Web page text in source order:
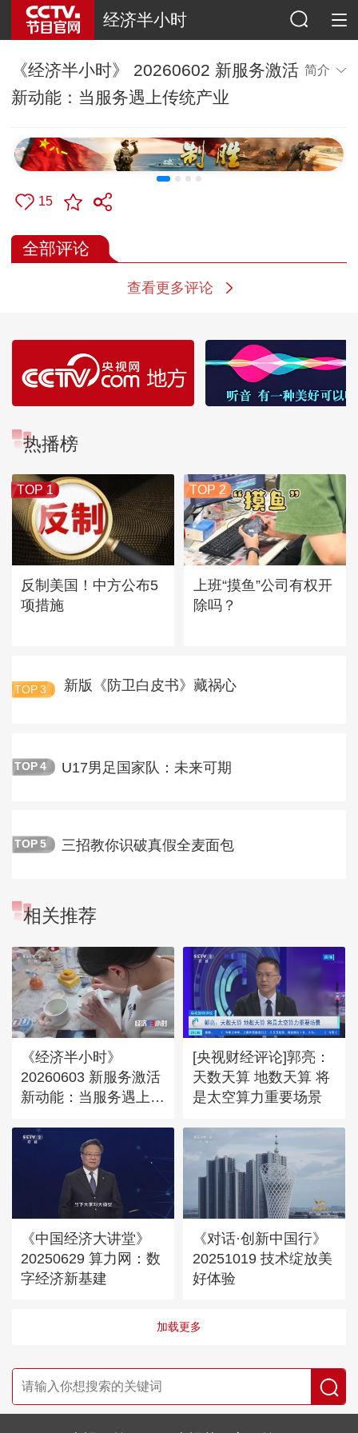
经济半小时
《经济半小时》 20260602 新服务激活
新动能：当服务遇上传统产业
简介
15
全部评论
查看更多评论
热播榜
TOP 1
反制美国！中方公布5
项措施
TOP 2
上班“摸鱼”公司有权开
除吗？
TOP 3 新版《防卫白皮书》藏祸心
TOP 4 U17男足国家队：未来可期
TOP 5 三招教你识破真假全麦面包
相关推荐
《经济半小时》
20260603 新服务激活
新动能：当服务遇上制
[央视财经评论]郭亮：
天数天算 地数天算 将
是太空算力重要场景
《中国经济大讲堂》
20250629 算力网：数
字经济新基建
《对话·创新中国行》
20251019 技术绽放美
好体验
加载更多